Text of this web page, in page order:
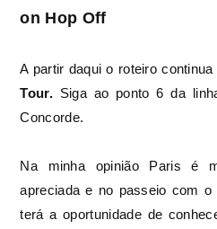
on Hop Off
A partir daqui o roteiro
Tour. Siga ao ponto 6 da
Concorde.
Na minha opinião Paris é
apreciada e no passeio com
terá a oportunidade de